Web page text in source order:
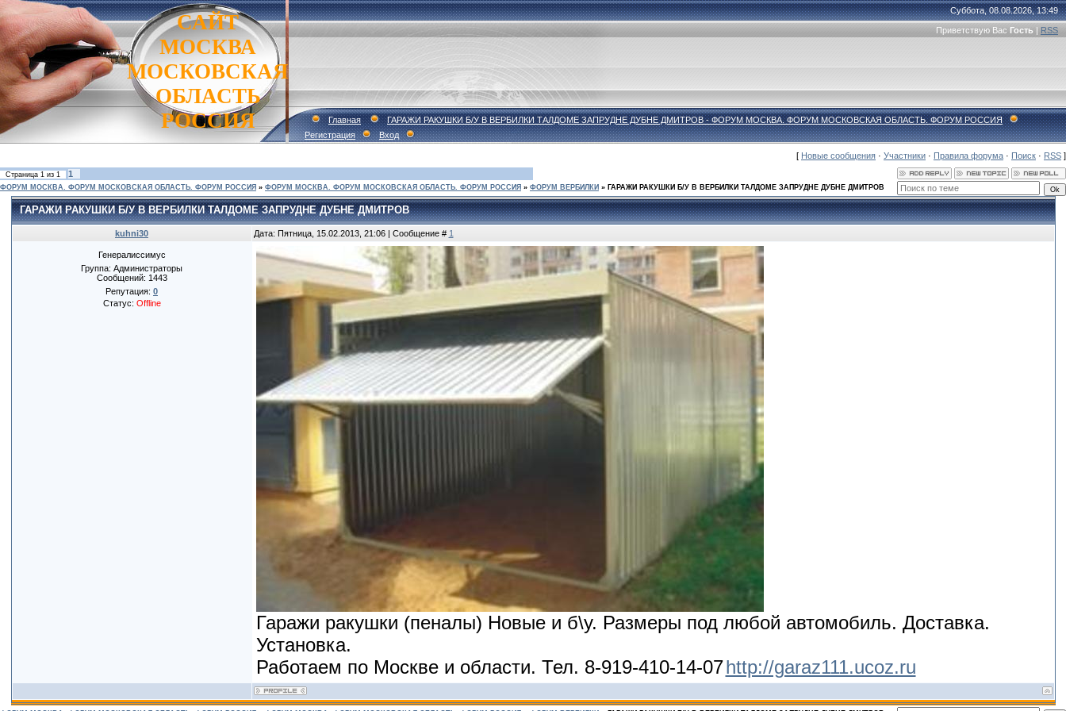
САЙТ
МОСКВА
МОСКОВСКАЯ
ОБЛАСТЬ
РОССИЯ
Суббота, 08.08.2026, 13:49
Приветствую Вас Гость | RSS
Главная
ГАРАЖИ РАКУШКИ Б/У В ВЕРБИЛКИ ТАЛДОМЕ ЗАПРУДНЕ ДУБНЕ ДМИТРОВ - ФОРУМ МОСКВА. ФОРУМ МОСКОВСКАЯ ОБЛАСТЬ. ФОРУМ РОССИЯ
Регистрация
Вход
[ Новые сообщения · Участники · Правила форума · Поиск · RSS ]
Страница 1 из 1 1
ФОРУМ МОСКВА. ФОРУМ МОСКОВСКАЯ ОБЛАСТЬ. ФОРУМ РОССИЯ » ФОРУМ МОСКВА. ФОРУМ МОСКОВСКАЯ ОБЛАСТЬ. ФОРУМ РОССИЯ » ФОРУМ ВЕРБИЛКИ » ГАРАЖИ РАКУШКИ Б/У В ВЕРБИЛКИ ТАЛДОМЕ ЗАПРУДНЕ ДУБНЕ ДМИТРОВ
ГАРАЖИ РАКУШКИ Б/У В ВЕРБИЛКИ ТАЛДОМЕ ЗАПРУДНЕ ДУБНЕ ДМИТРОВ
kuhni30 Дата: Пятница, 15.02.2013, 21:06 | Сообщение # 1
Генералиссимус
Группа: Администраторы
Сообщений: 1443
Репутация: 0
Статус: Offline
Гаражи ракушки (пеналы) Новые и б\у. Размеры под любой автомобиль. Доставка.
Установка.
Работаем по Москве и области. Тел. 8-919-410-14-07http://garaz111.ucoz.ru